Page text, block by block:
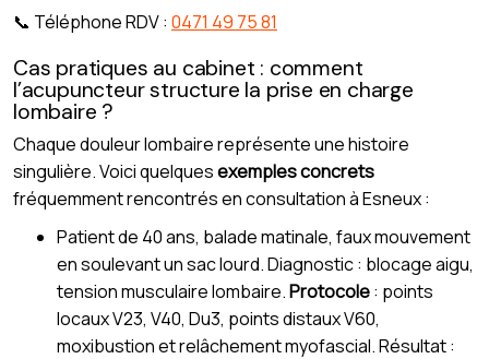
📞 Téléphone RDV : 0471 49 75 81
Cas pratiques au cabinet : comment
l’acupuncteur structure la prise en charge
lombaire ?
Chaque douleur lombaire représente une histoire
singulière. Voici quelquesexemples concrets
fréquemment rencontrés en consultation à Esneux :
Patient de 40 ans, balade matinale, faux mouvement
en soulevant un sac lourd. Diagnostic : blocage aigu,
tension musculaire lombaire.Protocole: points
locaux V23, V40, Du3, points distaux V60,
moxibustion et relâchement myofascial. Résultat :